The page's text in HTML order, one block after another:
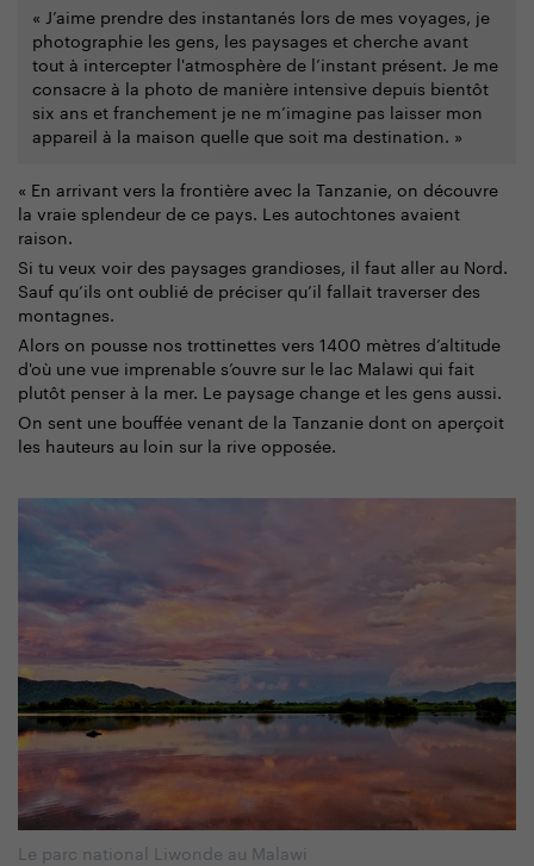
« J’aime prendre des instantanés lors de mes voyages, je
photographie les gens, les paysages et cherche avant
tout à intercepter l'atmosphère de l’instant présent. Je me
consacre à la photo de manière intensive depuis bientôt
six ans et franchement je ne m’imagine pas laisser mon
appareil à la maison quelle que soit ma destination. »
« En arrivant vers la frontière avec la Tanzanie, on découvre
la vraie splendeur de ce pays. Les autochtones avaient
raison.
Si tu veux voir des paysages grandioses, il faut aller au Nord.
Sauf qu’ils ont oublié de préciser qu’il fallait traverser des
montagnes.
Alors on pousse nos trottinettes vers 1400 mètres d’altitude
d'où une vue imprenable s’ouvre sur le lac Malawi qui fait
plutôt penser à la mer. Le paysage change et les gens aussi.
On sent une bouffée venant de la Tanzanie dont on aperçoit
les hauteurs au loin sur la rive opposée.
Le parc national Liwonde au Malawi